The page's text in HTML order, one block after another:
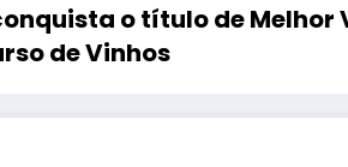
o título de Melhor
de Vinhos